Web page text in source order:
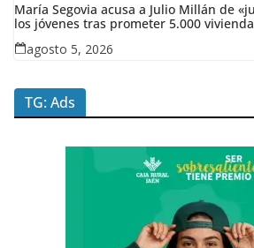
María Segovia acusa a Julio Millán de
los jóvenes tras prometer 5.000
ninguna en siete años
agosto 5, 2026
TG: Ads